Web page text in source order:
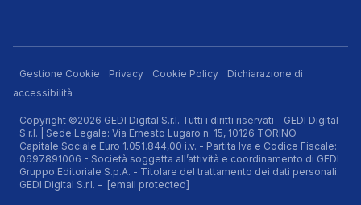
Gestione Cookie Privacy Cookie Policy
Dichiarazione di
accessibilità
Copyright ©2026 GEDI Digital S.r.l. Tutti i diritti riservati - GEDI Digital
S.r.l. | Sede Legale: Via Ernesto Lugaro n. 15, 10126 TORINO -
Capitale Sociale Euro 1.051.844,00 i.v. - Partita Iva e Codice Fiscale:
0697891006 - Società soggetta all’attività e coordinamento di GEDI
Gruppo Editoriale S.p.A. - Titolare del trattamento dei dati personali:
GEDI Digital S.r.l. – [email protected]